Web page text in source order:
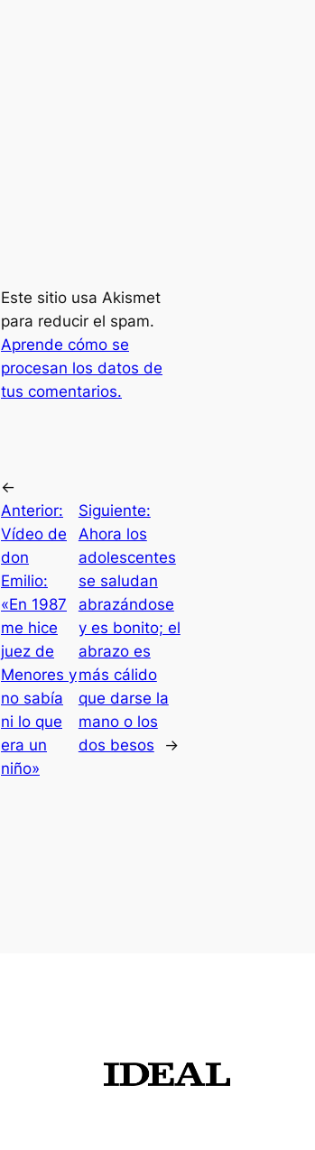
Este sitio usa Akismet
para reducir el spam.
Aprende cómo se
procesan los datos de
tus comentarios.
←
Anterior:
Vídeo de
don
Emilio:
«En 1987
me hice
juez de
Menores y
no sabía
ni lo que
era un
niño»
Siguiente:
Ahora los
adolescentes
se saludan
abrazándose
y es bonito; el
abrazo es
más cálido
que darse la
mano o los
dos besos
→